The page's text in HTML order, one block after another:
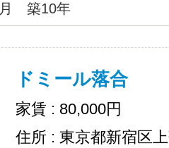
築10年
ドミール落合
家賃 : 80,000円
住所 : 東京都新宿区